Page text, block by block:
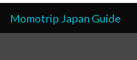
Skip
content
Momotrip Japan Guide